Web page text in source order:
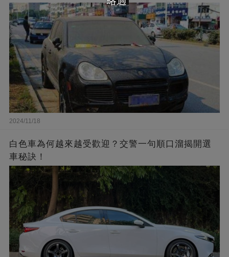
2024/11/18
白色車為何越來越受歡迎？交警一句順口溜揭開選
車秘訣！